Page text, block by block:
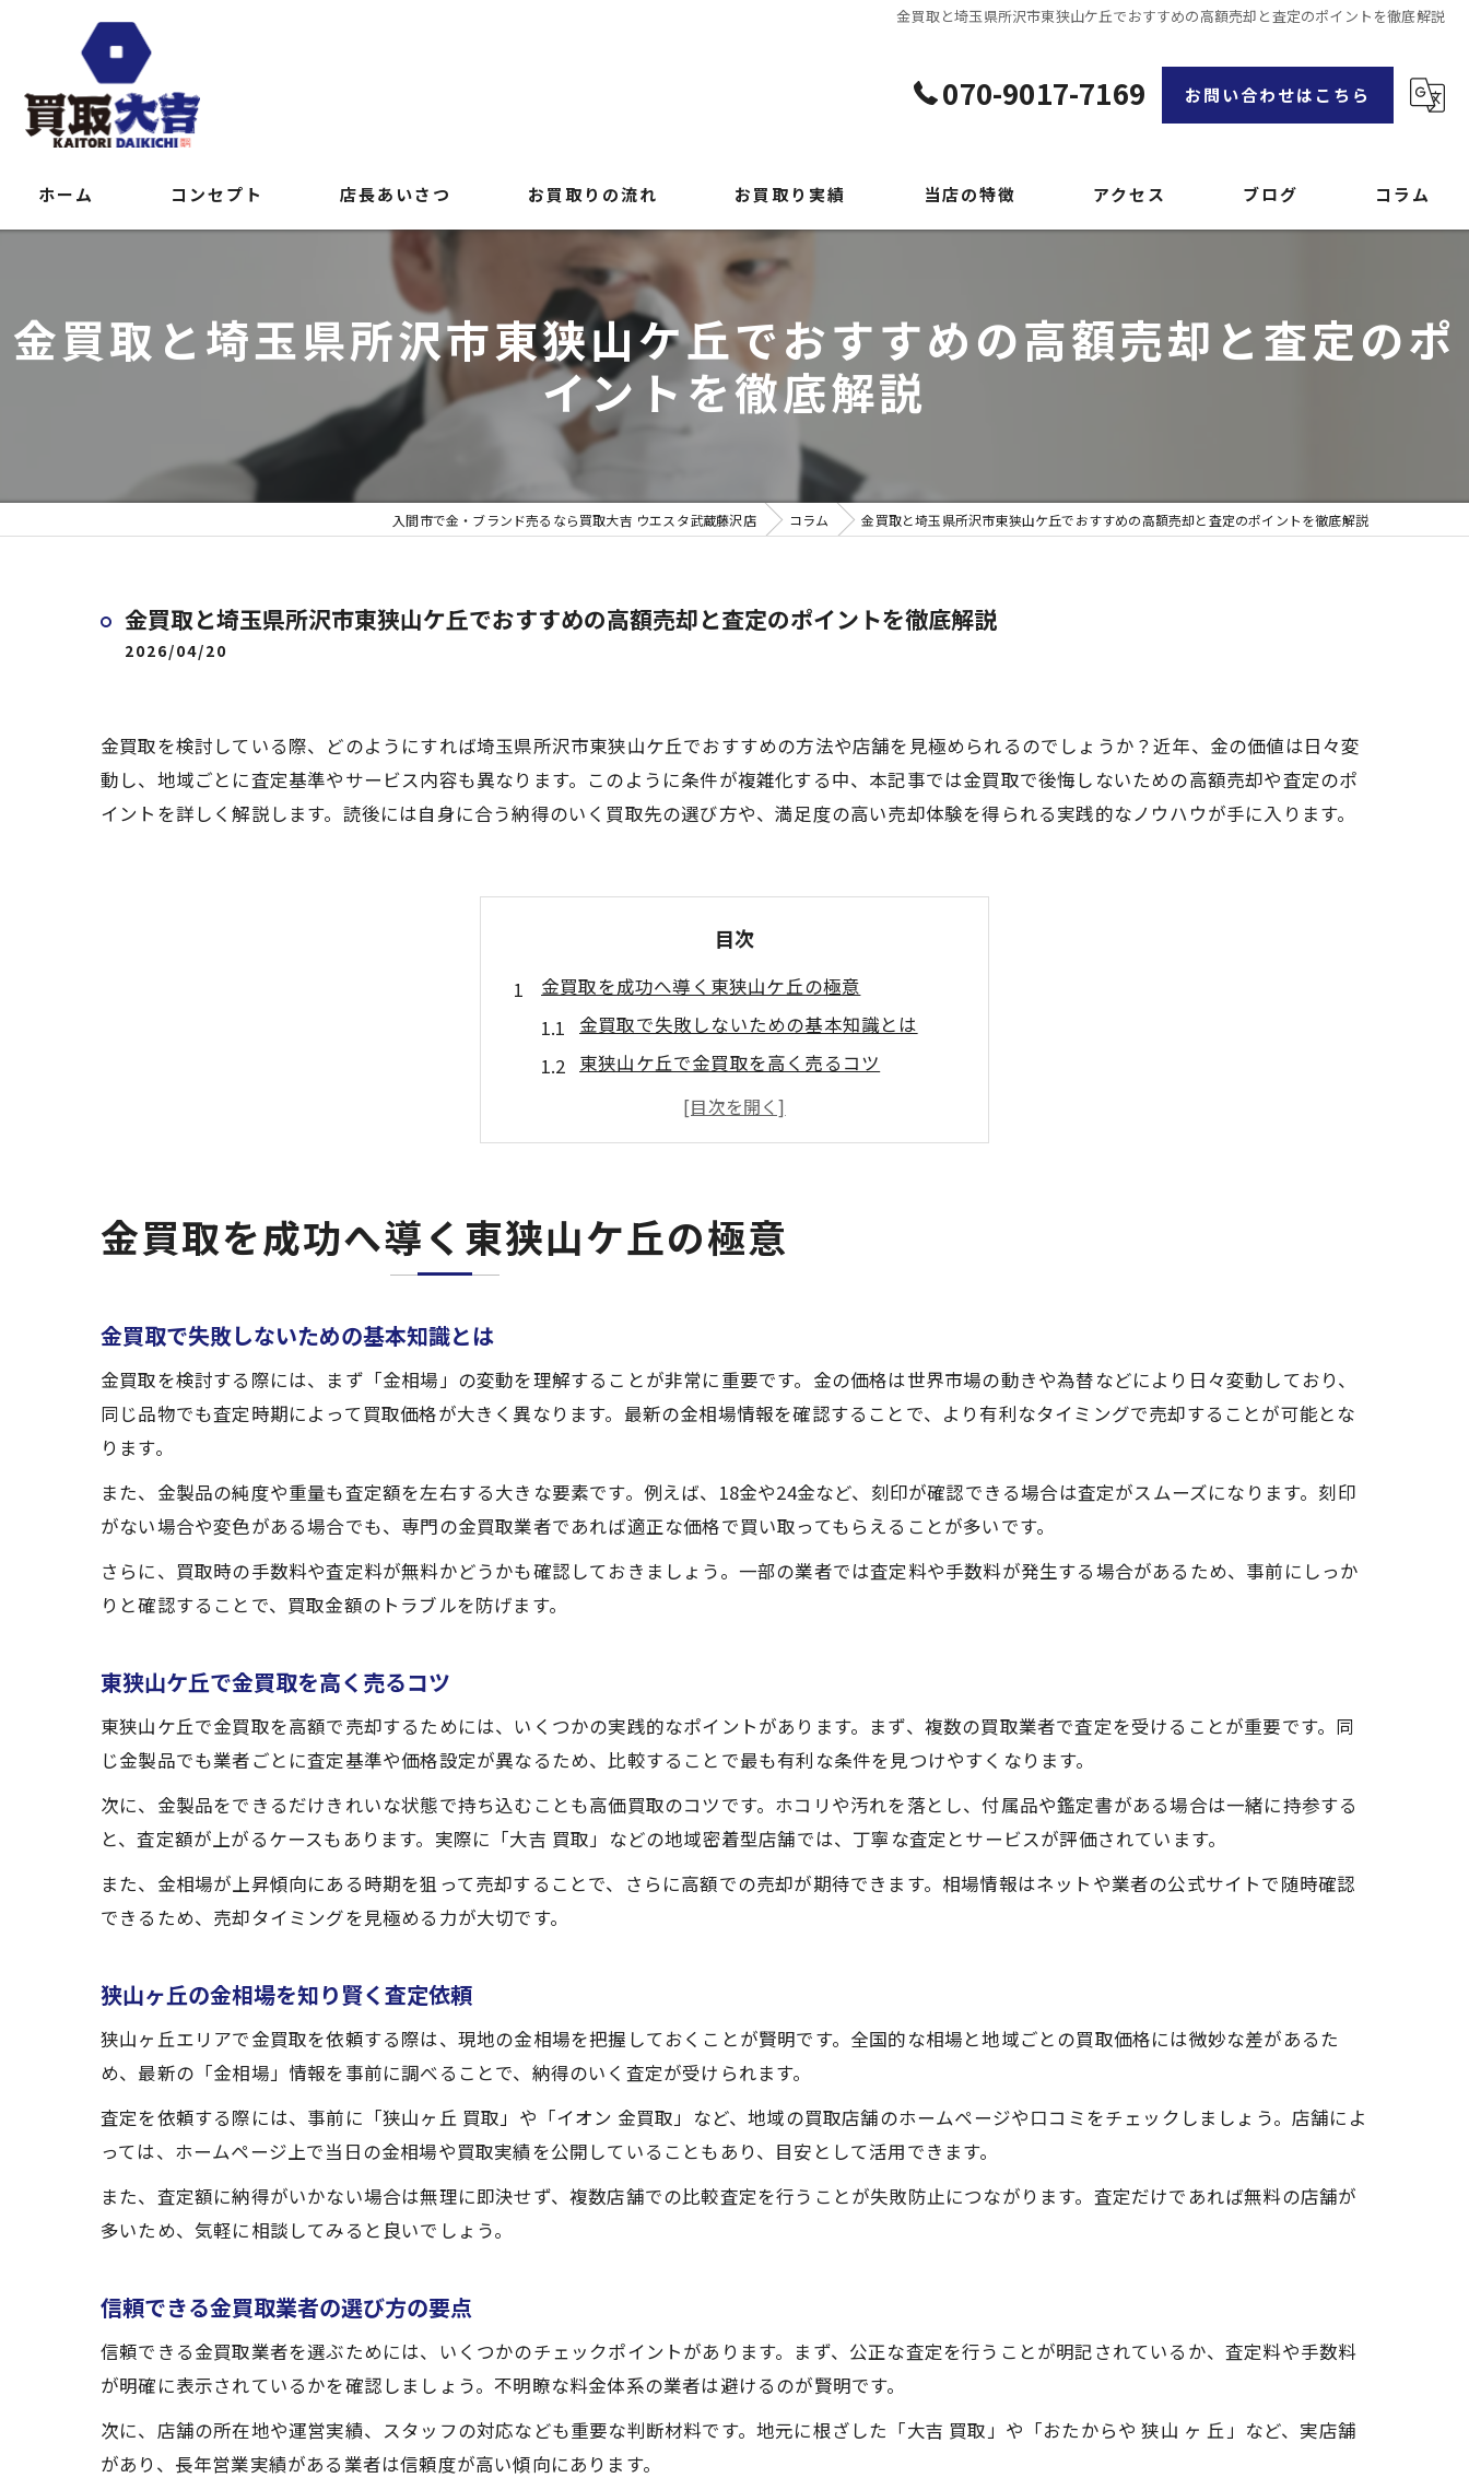
金買取と埼玉県所沢市東狭山ケ丘でおすすめの高額売却と査定のポイントを徹底解説
070-9017-7169 お問い合わせはこちら
ホーム コンセプト 店長あいさつ お買取りの流れ
よくある質問
お買取り実績 当店の特徴
時計
ブランド品
切手
不用品買取・遺品整理
アクセス ブログ コラム
金買取と埼玉県所沢市東狭山ケ丘でおすすめの高額売却と査定のポ
イントを徹底解説
入間市で金・ブランド売るなら買取大吉 ウエスタ武蔵藤沢店 コラム 金買取と埼玉県所沢市東狭山ケ丘でおすすめの高額売却と査定のポイントを徹底解説
金買取と埼玉県所沢市東狭山ケ丘でおすすめの高額売却と査定のポイントを徹底解説
2026/04/20
金買取を検討している際、どのようにすれば埼玉県所沢市東狭山ケ丘でおすすめの方法や店舗を見極められるのでしょうか？近年、金の価値は日々変
動し、地域ごとに査定基準やサービス内容も異なります。このように条件が複雑化する中、本記事では金買取で後悔しないための高額売却や査定のポ
イントを詳しく解説します。読後には自身に合う納得のいく買取先の選び方や、満足度の高い売却体験を得られる実践的なノウハウが手に入ります。
目次
金買取を成功へ導く東狭山ケ丘の極意
金買取で失敗しないための基本知識とは
東狭山ケ丘で金買取を高く売るコツ
狭山ヶ丘の金相場を知り賢く査定依頼
信頼できる金買取業者の選び方の要点
高額売却狙うなら金買取の査定ポイントを重視
査定額を左右する金買取のチェックポイント
金相場の変動を活用した売却タイミング
納得できる金買取を実現する交渉術
安心して利用できる金買取店の特徴分析
埼玉県所沢市で信頼性重視の金買取方法
口コミや実績で見分ける金買取の安全性
最新の金相場情報を把握する重要性
金買取と金相場の関係を正しく理解
リアルタイム相場で買取額アップを狙う
東狭山ケ丘で金を高く売るための実践の知恵
オンライン査定と店舗査定の活用法
初めてでも安心できる金買取の選び方ガイド
金買取の際に確認すべき重要ポイント
金買取を成功へ導く東狭山ケ丘の極意
金買取で失敗しないための基本知識とは
金買取を検討する際には、まず「金相場」の変動を理解することが非常に重要です。金の価格は世界市場の動きや為替などにより日々変動しており、
同じ品物でも査定時期によって買取価格が大きく異なります。最新の金相場情報を確認することで、より有利なタイミングで売却することが可能とな
ります。
また、金製品の純度や重量も査定額を左右する大きな要素です。例えば、18金や24金など、刻印が確認できる場合は査定がスムーズになります。刻印
がない場合や変色がある場合でも、専門の金買取業者であれば適正な価格で買い取ってもらえることが多いです。
さらに、買取時の手数料や査定料が無料かどうかも確認しておきましょう。一部の業者では査定料や手数料が発生する場合があるため、事前にしっか
りと確認することで、買取金額のトラブルを防げます。
東狭山ケ丘で金買取を高く売るコツ
東狭山ケ丘で金買取を高額で売却するためには、いくつかの実践的なポイントがあります。まず、複数の買取業者で査定を受けることが重要です。同
じ金製品でも業者ごとに査定基準や価格設定が異なるため、比較することで最も有利な条件を見つけやすくなります。
次に、金製品をできるだけきれいな状態で持ち込むことも高価買取のコツです。ホコリや汚れを落とし、付属品や鑑定書がある場合は一緒に持参する
と、査定額が上がるケースもあります。実際に「大吉 買取」などの地域密着型店舗では、丁寧な査定とサービスが評価されています。
また、金相場が上昇傾向にある時期を狙って売却することで、さらに高額での売却が期待できます。相場情報はネットや業者の公式サイトで随時確認
できるため、売却タイミングを見極める力が大切です。
狭山ヶ丘の金相場を知り賢く査定依頼
狭山ヶ丘エリアで金買取を依頼する際は、現地の金相場を把握しておくことが賢明です。全国的な相場と地域ごとの買取価格には微妙な差があるた
め、最新の「金相場」情報を事前に調べることで、納得のいく査定が受けられます。
査定を依頼する際には、事前に「狭山ヶ丘 買取」や「イオン 金買取」など、地域の買取店舗のホームページや口コミをチェックしましょう。店舗によ
っては、ホームページ上で当日の金相場や買取実績を公開していることもあり、目安として活用できます。
また、査定額に納得がいかない場合は無理に即決せず、複数店舗での比較査定を行うことが失敗防止につながります。査定だけであれば無料の店舗が
多いため、気軽に相談してみると良いでしょう。
信頼できる金買取業者の選び方の要点
信頼できる金買取業者を選ぶためには、いくつかのチェックポイントがあります。まず、公正な査定を行うことが明記されているか、査定料や手数料
が明確に表示されているかを確認しましょう。不明瞭な料金体系の業者は避けるのが賢明です。
次に、店舗の所在地や運営実績、スタッフの対応なども重要な判断材料です。地元に根ざした「大吉 買取」や「おたからや 狭山 ヶ 丘」など、実店舗
があり、長年営業実績がある業者は信頼度が高い傾向にあります。